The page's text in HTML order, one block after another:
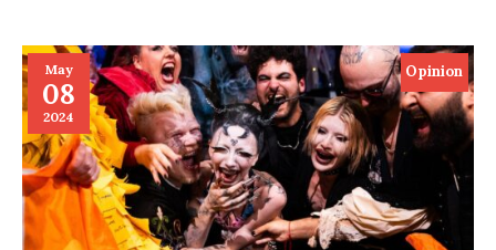
May
08
2024
Opinion